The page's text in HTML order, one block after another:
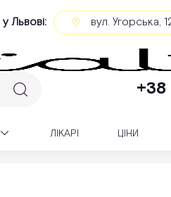
Львові: вул. Угорська,
ЛІКАРІ ЦІНИ